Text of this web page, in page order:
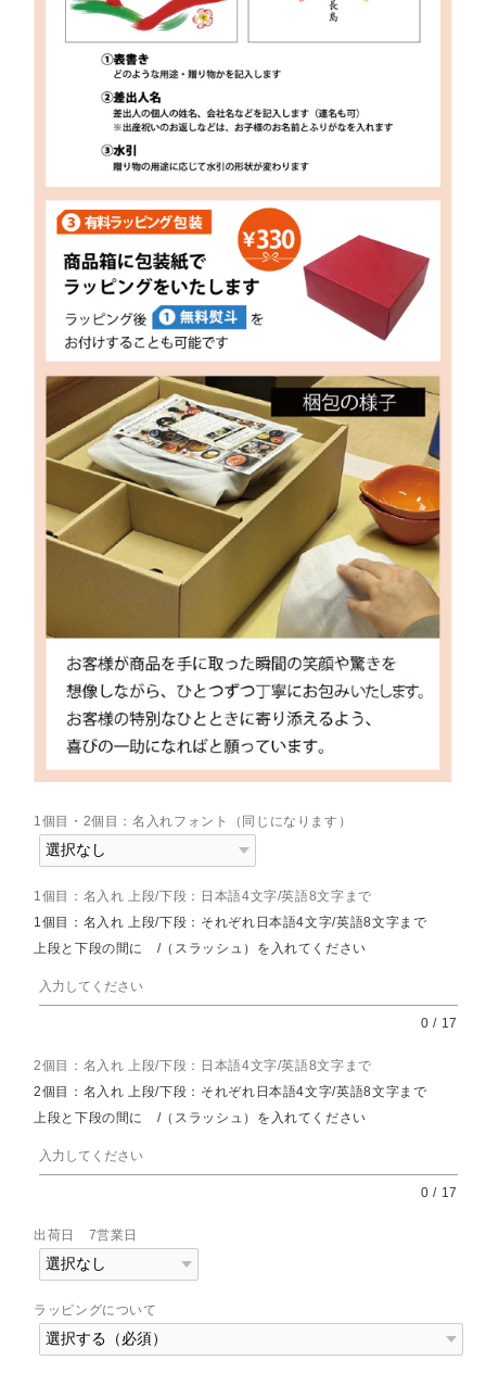
1個目・2個目：名入れフォント（同じになります）
1個目：名入れ 上段/下段：日本語4文字/英語8文字まで
1個目：名入れ 上段/下段：それぞれ日本語4文字/英語8文字まで
上段と下段の間に /（スラッシュ）を入れてください
0 / 17
2個目：名入れ 上段/下段：日本語4文字/英語8文字まで
2個目：名入れ 上段/下段：それぞれ日本語4文字/英語8文字まで
上段と下段の間に /（スラッシュ）を入れてください
0 / 17
出荷日 7営業日
ラッピングについて